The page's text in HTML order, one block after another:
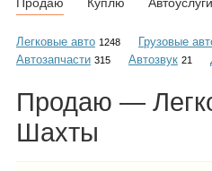
Легковые авто 1248 Грузовые
Автозапчасти 315 Автозвук 21
Продаю —
Шахты